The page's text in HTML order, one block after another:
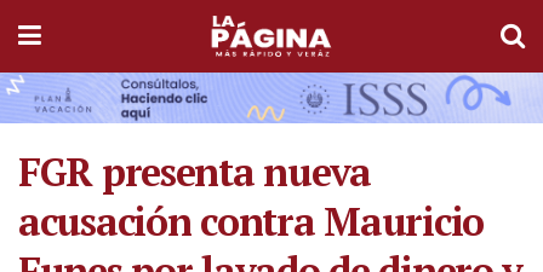
FGR presenta nueva
acusación contra Mauricio